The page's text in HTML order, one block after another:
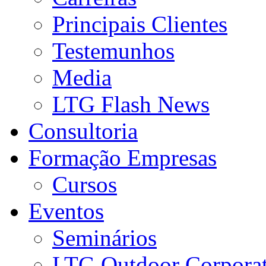
Principais Clientes
Testemunhos
Media
LTG Flash News
Consultoria
Formação Empresas
Cursos
Eventos
Seminários